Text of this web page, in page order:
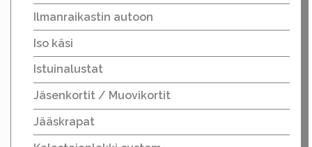
Ilmanraikastin autoon
Iso käsi
Istuinalustat
Jäsenkortit / Muovikortit
Jääskrapat